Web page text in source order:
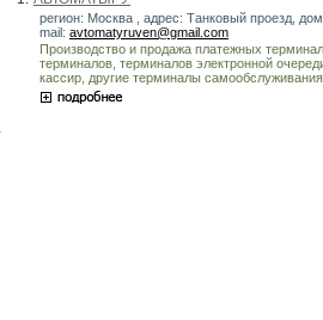
регион: Москва , адрес: Танковый проезд,
mail: avtomatyruven@gmail.com
Производство и продажа платежных
терминалов, терминалов электронной
кассир, другие терминалы